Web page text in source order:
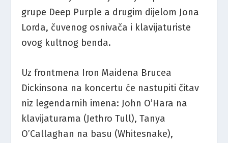
grupe Deep Purple a drugim dijelom Jona
Lorda, čuvenog osnivača i klavijaturiste
ovog kultnog benda.
Uz frontmena Iron Maidena Brucea
Dickinsona na koncertu će nastupiti čitav
niz legendarnih imena: John O’Hara na
klavijaturama (Jethro Tull), Tanya
O’Callaghan na basu (Whitesnake),